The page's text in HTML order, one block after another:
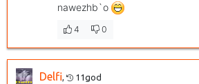
nawezhb`o
4 0
Delfi 11god